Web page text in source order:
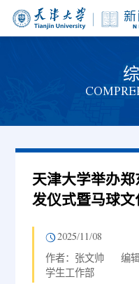
天津大学举办
发仪式暨马球
2025/11/08
作者：张文帅 编
学生工作部